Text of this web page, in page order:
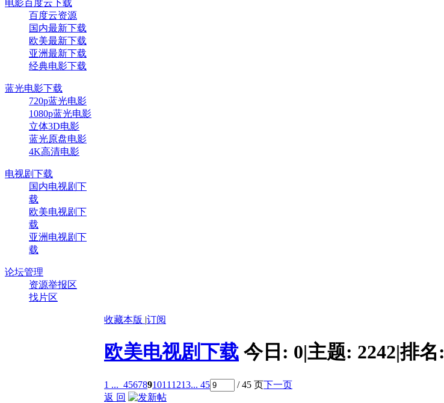
电影百度云下载
百度云资源
国内最新下载
欧美最新下载
亚洲最新下载
经典电影下载
蓝光电影下载
720p蓝光电影
1080p蓝光电影
立体3D电影
蓝光原盘电影
4K高清电影
电视剧下载
国内电视剧下
载
欧美电视剧下
载
亚洲电视剧下
载
论坛管理
资源举报区
找片区
收藏本版 |订阅
欧美电视剧下载 今日: 0|主题: 2242|排名:
1 ... 4567891011 1213... 45 / 45 页下一页
返 回